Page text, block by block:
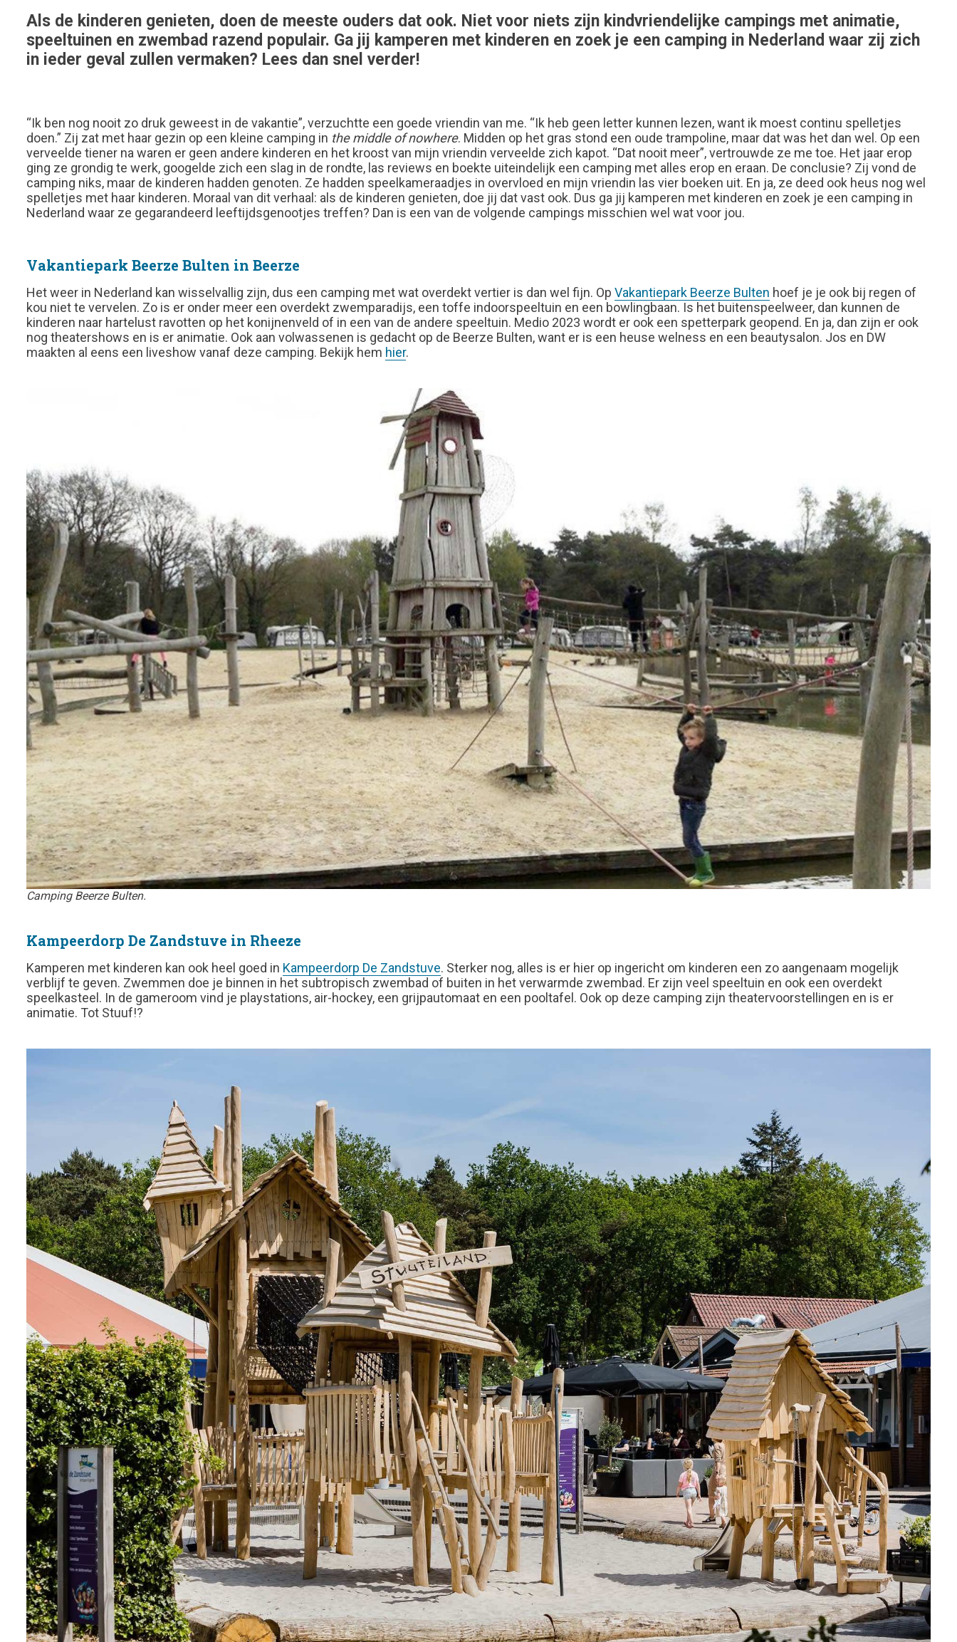
Als de kinderen genieten, doen de meeste ouders dat ook. Niet voor niets zijn kindvriendelijke campings met animatie,
speeltuinen en zwembad razend populair. Ga jij kamperen met kinderen en zoek je een camping in Nederland waar zij zich
in ieder geval zullen vermaken? Lees dan snel verder!
“Ik ben nog nooit zo druk geweest in de vakantie”, verzuchtte een goede vriendin van me. “Ik heb geen letter kunnen lezen, want ik moest continu spelletjes
doen.” Zij zat met haar gezin op een kleine camping in the middle of nowhere. Midden op het gras stond een oude trampoline, maar dat was het dan wel. Op een
verveelde tiener na waren er geen andere kinderen en het kroost van mijn vriendin verveelde zich kapot. “Dat nooit meer”, vertrouwde ze me toe. Het jaar erop
ging ze grondig te werk, googelde zich een slag in de rondte, las reviews en boekte uiteindelijk een camping met alles erop en eraan. De conclusie? Zij vond de
camping niks, maar de kinderen hadden genoten. Ze hadden speelkameraadjes in overvloed en mijn vriendin las vier boeken uit. En ja, ze deed ook heus nog wel
spelletjes met haar kinderen. Moraal van dit verhaal: als de kinderen genieten, doe jij dat vast ook. Dus ga jij kamperen met kinderen en zoek je een camping in
Nederland waar ze gegarandeerd leeftijdsgenootjes treffen? Dan is een van de volgende campings misschien wel wat voor jou.
Vakantiepark Beerze Bulten in Beerze
Het weer in Nederland kan wisselvallig zijn, dus een camping met wat overdekt vertier is dan wel fijn. Op Vakantiepark Beerze Bulten hoef je je ook bij regen of
kou niet te vervelen. Zo is er onder meer een overdekt zwemparadijs, een toffe indoorspeeltuin en een bowlingbaan. Is het buitenspeelweer, dan kunnen de
kinderen naar hartelust ravotten op het konijnenveld of in een van de andere speeltuin. Medio 2023 wordt er ook een spetterpark geopend. En ja, dan zijn er ook
nog theatershows en is er animatie. Ook aan volwassenen is gedacht op de Beerze Bulten, want er is een heuse welness en een beautysalon. Jos en DW
maakten al eens een liveshow vanaf deze camping. Bekijk hem hier.
Camping Beerze Bulten.
Kampeerdorp De Zandstuve in Rheeze
Kamperen met kinderen kan ook heel goed in Kampeerdorp De Zandstuve. Sterker nog, alles is er hier op ingericht om kinderen een zo aangenaam mogelijk
verblijf te geven. Zwemmen doe je binnen in het subtropisch zwembad of buiten in het verwarmde zwembad. Er zijn veel speeltuin en ook een overdekt
speelkasteel. In de gameroom vind je playstations, air-hockey, een grijpautomaat en een pooltafel. Ook op deze camping zijn theatervoorstellingen en is er
animatie. Tot Stuuf!?